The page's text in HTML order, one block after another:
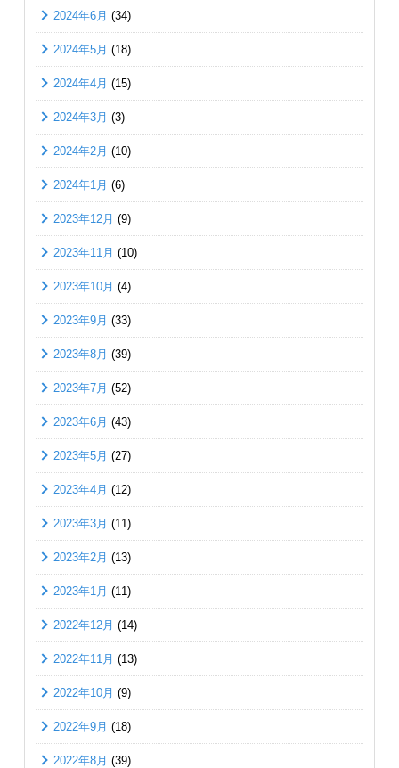
2024年6月 (34)
2024年5月 (18)
2024年4月 (15)
2024年3月 (3)
2024年2月 (10)
2024年1月 (6)
2023年12月 (9)
2023年11月 (10)
2023年10月 (4)
2023年9月 (33)
2023年8月 (39)
2023年7月 (52)
2023年6月 (43)
2023年5月 (27)
2023年4月 (12)
2023年3月 (11)
2023年2月 (13)
2023年1月 (11)
2022年12月 (14)
2022年11月 (13)
2022年10月 (9)
2022年9月 (18)
2022年8月 (39)